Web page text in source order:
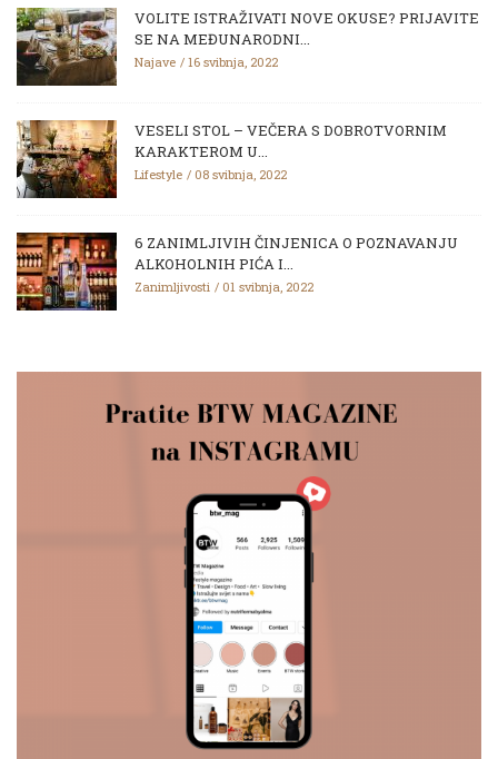
VOLITE ISTRAŽIVATI NOVE OKUSE? PRIJAVITE
SE NA MEĐUNARODNI...
Najave 16 svibnja, 2022
VESELI STOL – VEČERA S DOBROTVORNIM
KARAKTEROM U...
Lifestyle 08 svibnja, 2022
6 ZANIMLJIVIH ČINJENICA O POZNAVANJU
ALKOHOLNIH PIĆA I...
Zanimljivosti 01 svibnja, 2022